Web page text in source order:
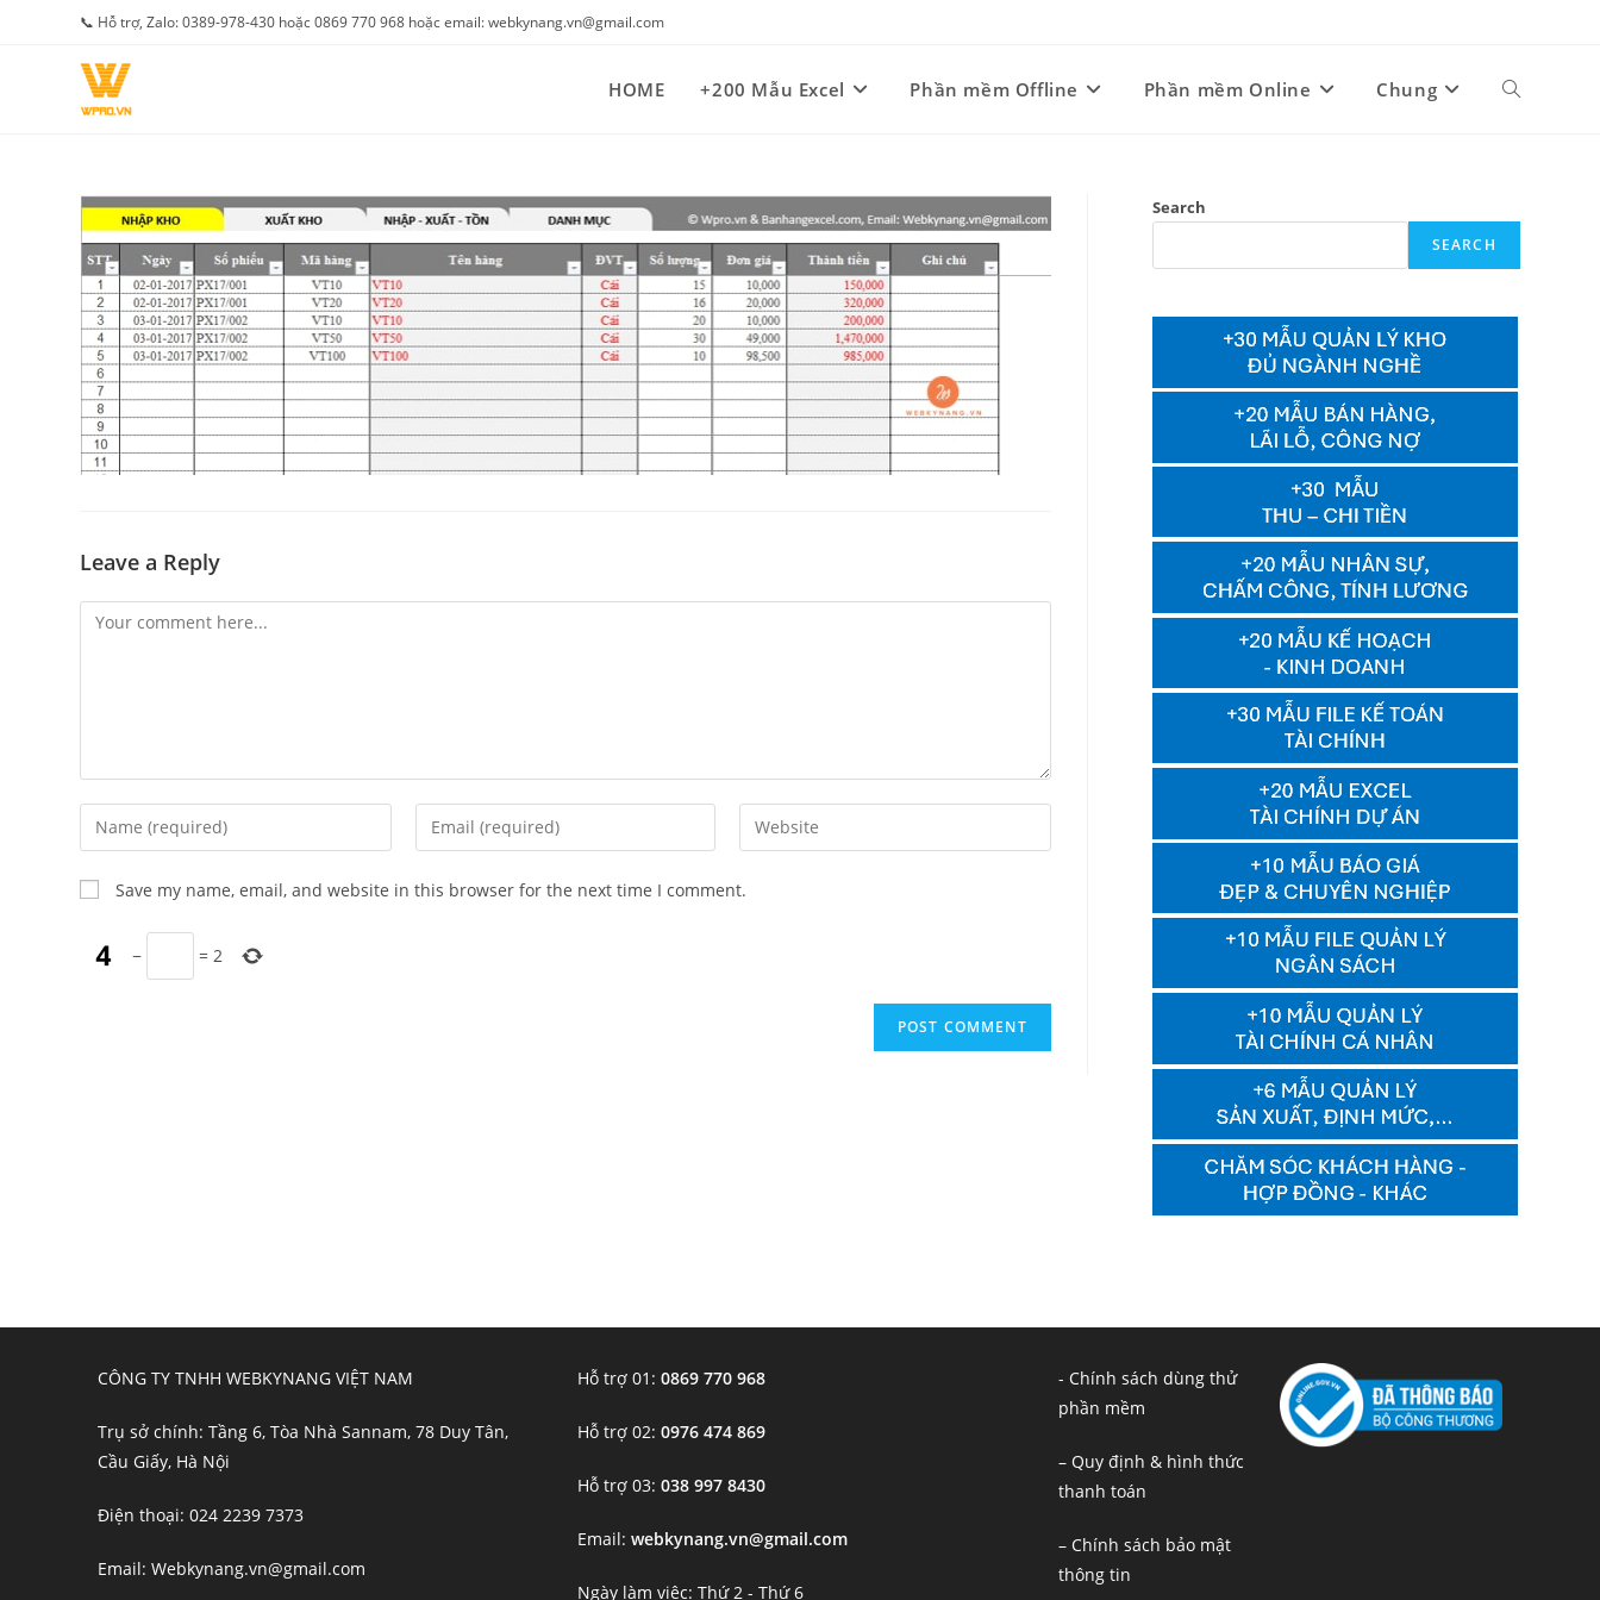
📞 Hỗ trợ, Zalo: 0389-978-430 hoặc 0869 770 968 hoặc email: webkynang.vn@gmail.com
HOME +200 Mẫu Excel Phần mềm Offline Phần mềm Online Chung Toggle
search
Leave a Reply
Comment
Enter
your
name
or
username
Enter
your
Enter
your
Save my name, email, and website in this browser for the next time I comment.
− = 2
Search
SEARCH
CÔNG TY TNHH WEBKYNANG VIỆT NAM
Trụ sở chính: Tầng 6, Tòa Nhà Sannam, 78 Duy Tân,
Cầu Giấy, Hà Nội
Điện thoại: 024 2239 7373
Email: Webkynang.vn@gmail.com
Hỗ trợ 01:0869 770 968
Hỗ trợ 02:0976 474 869
Hỗ trợ 03:038 997 8430
Email:webkynang.vn@gmail.com
Ngày làm việc: Thứ 2 - Thứ 6
- Chính sách dùng thử
phần mềm
– Quy định & hình thức
thanh toán
– Chính sách bảo mật
thông tin